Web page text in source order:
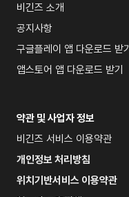
비긴즈 소개
공지사항
구글플레이 앱 다운로드 받기
앱스토어 앱 다운로드 받기
약관 및 사업자 정보
비긴즈 서비스 이용약관
개인정보 처리방침
위치기반서비스 이용약관